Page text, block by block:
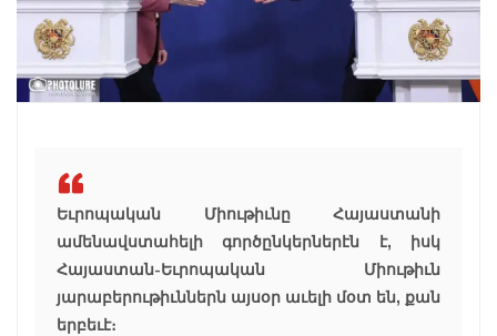
Եւրոպական Միութիւնը Հայաստանի
ամենավստահելի գործընկերներէն է, իսկ
Հայաստան-Եւրոպական Միութիւն
յարաբերութիւններն այսօր աւելի մօտ են, քան
երբեւէ։